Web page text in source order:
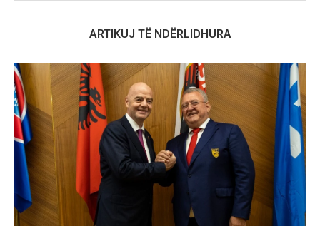
ARTIKUJ TË NDËRLIDHURA